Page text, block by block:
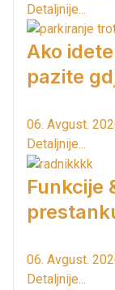
Detaljnije...
Ako
pazite
06. Avgust.
Detaljnije...
Funkcije
06. Avgust.
Detaljnije...